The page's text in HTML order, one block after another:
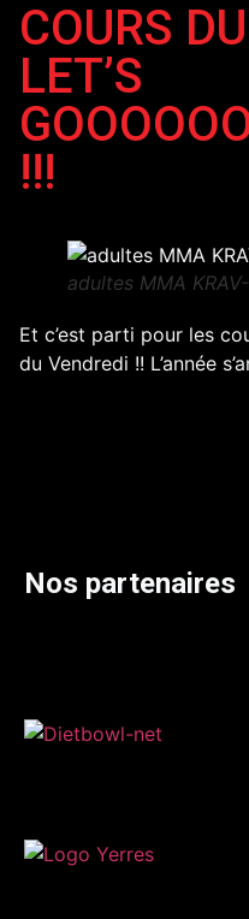
COURS
LET’S
!!!
adultes MMA
Et c’est parti pour les
du Vendredi !! L’année
Nos partenaires